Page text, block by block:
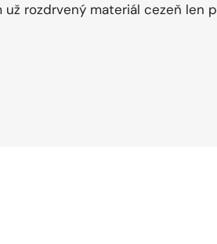
rozdrvený materiál cezeň len